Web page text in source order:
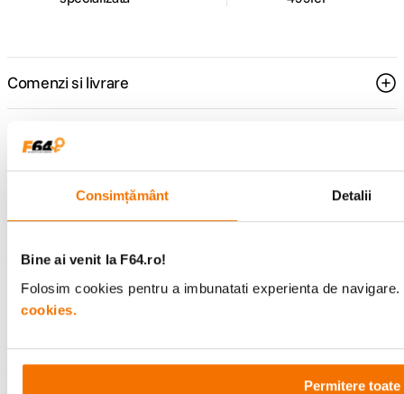
Consimțământ Detalii
Bine ai venit la F64.ro!
Folosim cookies pentru a imbunatati experienta de
cookies.
Permitere toate
Comenzi si livrare
Service si garantii